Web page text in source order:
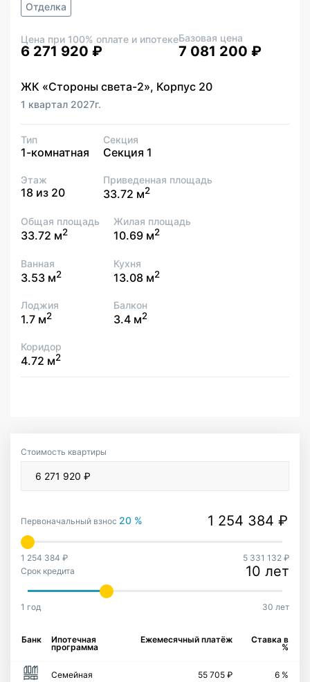
Отделка
Цена при 100% оплате и ипотеке
6 271 920 ₽
Базовая цена
7 081 200 ₽
ЖК «Стороны света-2», Корпус 20
1 квартал 2027г.
Тип
1-комнатная
Секция
Секция 1
Этаж
18 из 20
Приведенная площадь
33.72 м2
Общая площадь
33.72 м2
Жилая площадь
10.69 м2
Ванная
3.53 м2
Кухня
13.08 м2
Лоджия
1.7 м2
Балкон
3.4 м2
Коридор
4.72 м2
Стоимость квартиры
Первоначальный взнос 20 %
1 254 384 ₽
5 331 132 ₽
Срок кредита
10 лет
1 год 30 лет
Банк Ипотечная
программа
Ежемесячный платёж Ставка в
%
Семейная 55 705 ₽ 6 %